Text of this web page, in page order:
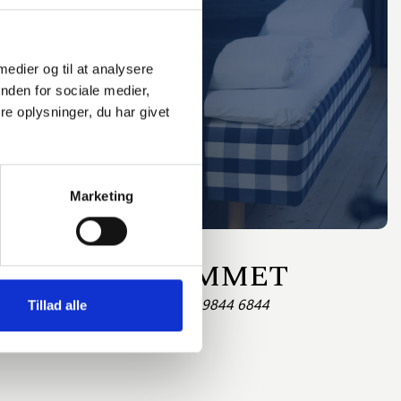
og til at analysere
for sociale medier,
oplysninger, du har givet
Marketing
Tillad alle
MASKINRUMMET
dig ringe til receptionen på tlf.: 9844 6844